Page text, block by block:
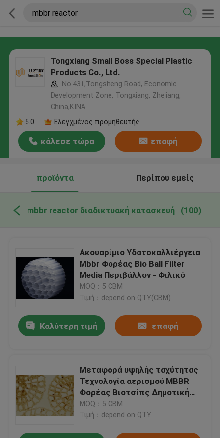
Tongxiang Small Boss Special Plastic
Products Co., Ltd.
No.431,Tongsheng Road, Economic
Development Zone, Tongxiang, Zhejiang,
China,ΚΙΝΑ
5.0
Ελεγχμένος προμηθευτής
κάλεσε τώρα επαφή
προϊόντα Περίπου εμείς
mbbr reactor διαδικτυακή κατασκευή (100)
Ακουαρίμιο Υδατοκαλλιέργεια
Mbbr Φορέας Bio Ball Filter
Media Περιβάλλον - Φιλικό
MOQ：5 CBM
Τιμή：depend on QTY(CBM)
Καλύτερη τιμή επαφή
Μεταφορά υψηλής ταχύτητας
Τεχνολογία αερισμού MBBR
Φορέας Βιοτσίπς Δημοτική
επεξεργασία νερού
MOQ：5 CBM
Τιμή：depend on QTY